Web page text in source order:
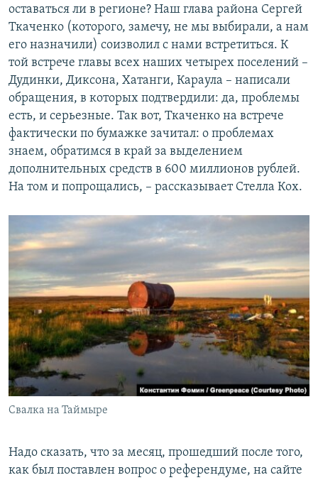
оставаться ли в регионе? Наш глава района Сергей
Ткаченко (которого, замечу, не мы выбирали, а нам
его назначили) соизволил с нами встретиться. К
той встрече главы всех наших четырех поселений –
Дудинки, Диксона, Хатанги, Караула – написали
обращения, в которых подтвердили: да, проблемы
есть, и серьезные. Так вот, Ткаченко на встрече
фактически по бумажке зачитал: о проблемах
знаем, обратимся в край за выделением
дополнительных средств в 600 миллионов рублей.
На том и попрощались, – рассказывает Стелла Кох.
Свалка на Таймыре
Надо сказать, что за месяц, прошедший после того,
как был поставлен вопрос о референдуме, на сайте